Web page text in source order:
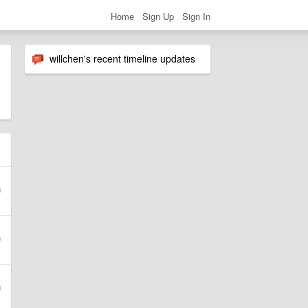
Home Sign Up Sign In
willchen's recent timeline updates